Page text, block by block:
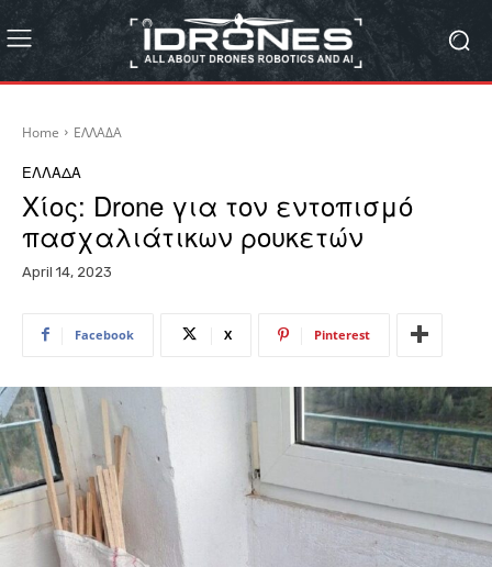
Home ΕΛΛΑΔΑ
ΕΛΛΑΔΑ
Χίος: Drone για τον εντοπισμό
πασχαλιάτικων ρουκετών
April 14, 2023
Facebook X Pinterest